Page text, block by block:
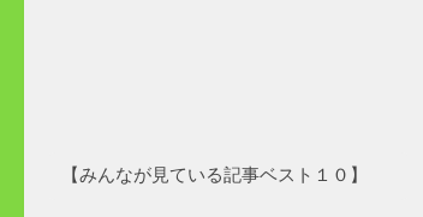
【みんなが見ている記事ベスト１０】